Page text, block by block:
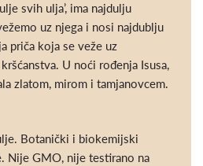
svih ulja’, ima najdulju
uz njega i nosi najdublju
priča koja se veže uz
U noći rođenja Isusa,
zlatom, mirom i tamjanovcem.
Botanički i biokemijski
Nije GMO, nije testirano na